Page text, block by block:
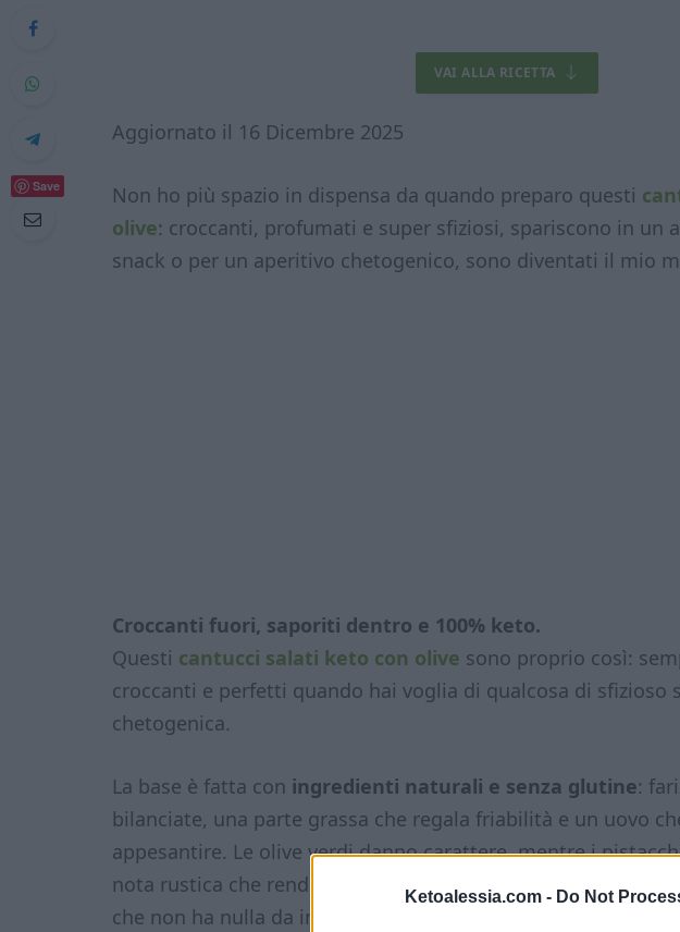
Ketoalessia.com - Do Not
Save
VAI ALLA RICETTA
Aggiornato il 16 Dicembre 2025
Non ho più spazio in dispensa da quando preparo questi
olive: croccanti, profumati e super sfiziosi, spariscono in un
snack o per un aperitivo chetogenico, sono diventati il mio
Croccanti fuori, saporiti dentro e 100% keto.
Questi cantucci salati keto con olive sono proprio così:
croccanti e perfetti quando hai voglia di qualcosa di sfizioso
chetogenica.
La base è fatta con ingredienti naturali e senza glutine:
bilanciate, una parte grassa che regala friabilità e un uovo
appesantire. Le olive verdi danno carattere, mentre i
nota rustica che rende ogni morso irresistibile. Il risultato?
che non ha nulla da invidiare alla versione tradizionale.